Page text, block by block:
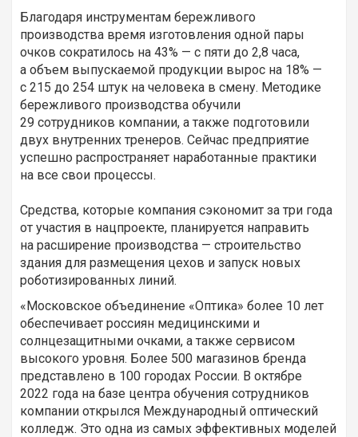
Благодаря инструментам бережливого
производства время изготовления одной пары
очков сократилось на 43% — с пяти до 2,8 часа,
а объем выпускаемой продукции вырос на 18% —
с 215 до 254 штук на человека в смену. Методике
бережливого производства обучили
29 сотрудников компании, а также подготовили
двух внутренних тренеров. Сейчас предприятие
успешно распространяет наработанные практики
на все свои процессы.
Средства, которые компания сэкономит за три года
от участия в нацпроекте, планируется направить
на расширение производства — строительство
здания для размещения цехов и запуск новых
роботизированных линий.
«Московское объединение «Оптика» более 10 лет
обеспечивает россиян медицинскими и
солнцезащитными очками, а также сервисом
высокого уровня. Более 500 магазинов бренда
представлено в 100 городах России. В октябре
2022 года на базе центра обучения сотрудников
компании открылся Международный оптический
колледж. Это одна из самых эффективных моделей